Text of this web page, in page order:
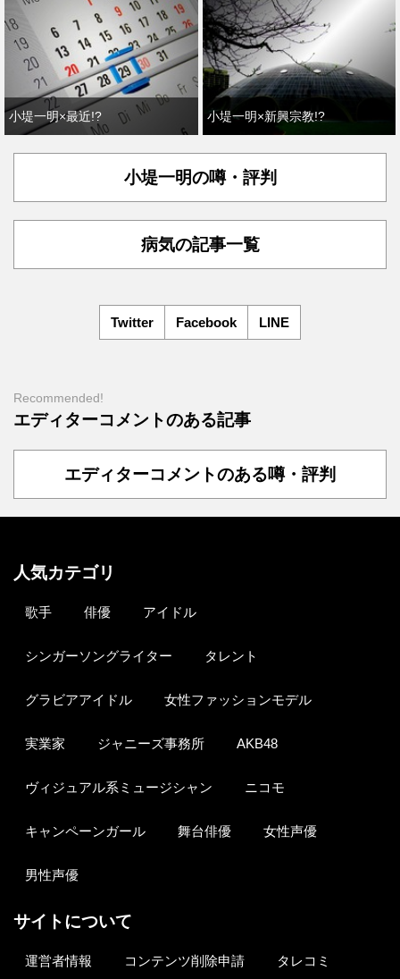
小堤一明×最近!? 小堤一明×新興宗教!?
小堤一明の噂・評判
病気の記事一覧
Twitter Facebook LINE
Recommended!
エディターコメントのある記事
エディターコメントのある噂・評判
人気カテゴリ
歌手 俳優 アイドル
シンガーソングライター タレント
グラビアアイドル 女性ファッションモデル
実業家 ジャニーズ事務所 AKB48
ヴィジュアル系ミュージシャン ニコモ
キャンペーンガール 舞台俳優 女性声優
男性声優
サイトについて
運営者情報 コンテンツ削除申請 タレコミ